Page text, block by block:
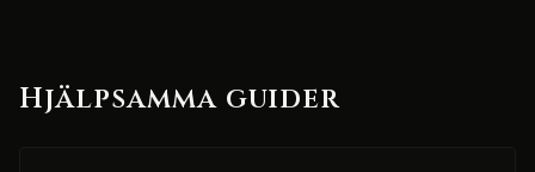
Hjälpsamma guider